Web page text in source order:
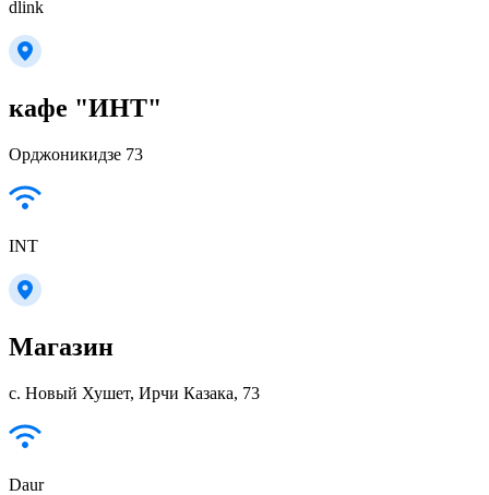
dlink
кафе "ИНТ"
Орджоникидзе 73
INT
Магазин
с. Новый Хушет, Ирчи Казака, 73
Daur